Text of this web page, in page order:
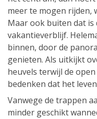
meer te mogen rijden,
Maar ook buiten dat
vakantieverblijf.
binnen, door de
genieten. Als uitkijkt
heuvels terwijl de
bedenken dat het
Vanwege de trappen
minder geschikt